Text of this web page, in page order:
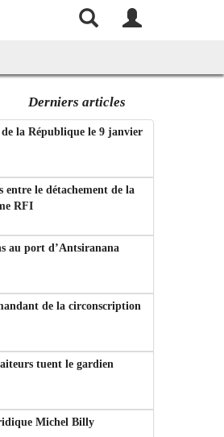
Derniers articles
la République le 9 janvier
entre le détachement de la
RFI
au port d’Antsiranana
de la circonscription
tuent le gardien
Michel Billy